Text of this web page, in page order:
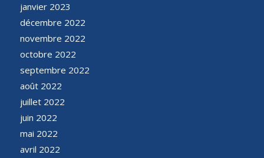
janvier 2023
décembre 2022
novembre 2022
octobre 2022
septembre 2022
août 2022
juillet 2022
juin 2022
mai 2022
avril 2022